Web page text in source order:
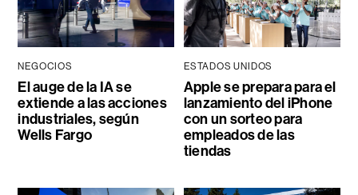
NEGOCIOS
El auge de la IA se
extiende a las acciones
industriales, según
Wells Fargo
ESTADOS UNIDOS
Apple se prepara para el
lanzamiento del iPhone
con un sorteo para
empleados de las
tiendas